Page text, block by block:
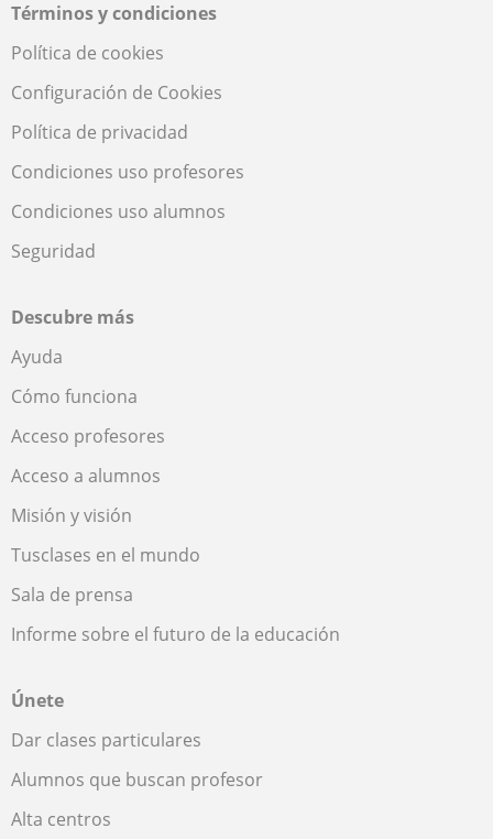
Términos y condiciones
Política de cookies
Configuración de Cookies
Política de privacidad
Condiciones uso profesores
Condiciones uso alumnos
Seguridad
Descubre más
Ayuda
Cómo funciona
Acceso profesores
Acceso a alumnos
Misión y visión
Tusclases en el mundo
Sala de prensa
Informe sobre el futuro de la educación
Únete
Dar clases particulares
Alumnos que buscan profesor
Alta centros